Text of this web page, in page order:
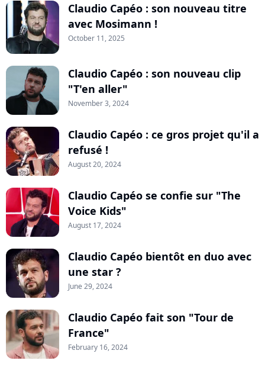
Claudio Capéo : son nouveau titre
avec Mosimann !
October 11, 2025
Claudio Capéo : son nouveau clip
"T'en aller"
November 3, 2024
Claudio Capéo : ce gros projet qu'il a
refusé !
August 20, 2024
Claudio Capéo se confie sur "The
Voice Kids"
August 17, 2024
Claudio Capéo bientôt en duo avec
une star ?
June 29, 2024
Claudio Capéo fait son "Tour de
France"
February 16, 2024